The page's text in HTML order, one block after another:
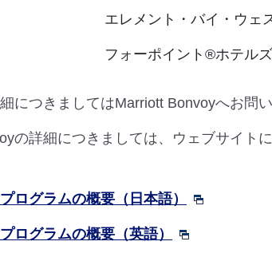
エレメント・バイ・ウェ
フォーポイント®ホテル
につきましてはMarriott Bonvoyへお問い
の詳細につきましては、ウェブサイト
ログラムの概要（日本語）
ログラムの概要（英語）